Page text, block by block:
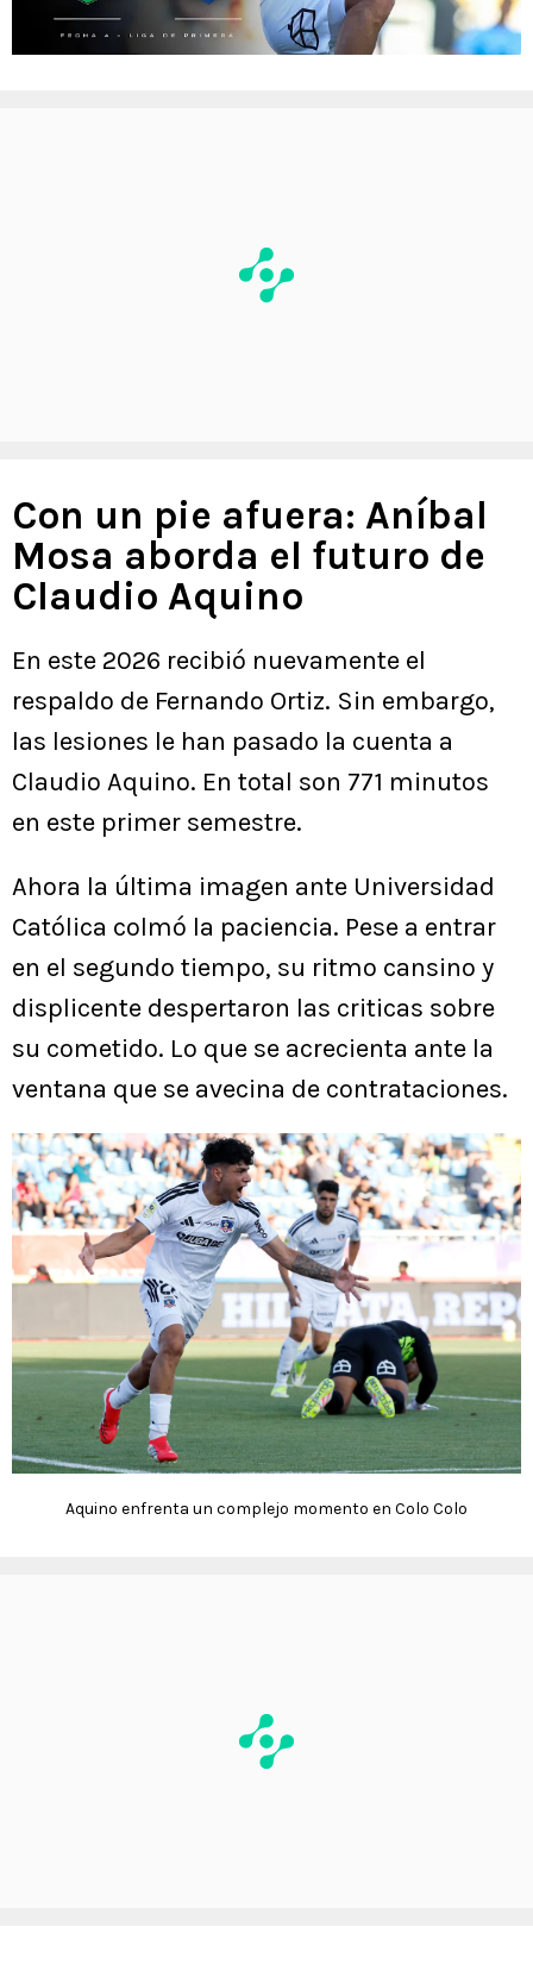
Con un pie afuera: Aníbal
Mosa aborda el futuro de
Claudio Aquino
En este 2026 recibió nuevamente el
respaldo de Fernando Ortiz. Sin embargo,
las lesiones le han pasado la cuenta a
Claudio Aquino. En total son 771 minutos
en este primer semestre.
Ahora la última imagen ante Universidad
Católica colmó la paciencia. Pese a entrar
en el segundo tiempo, su ritmo cansino y
displicente despertaron las criticas sobre
su cometido. Lo que se acrecienta ante la
ventana que se avecina de contrataciones.
Aquino enfrenta un complejo momento en Colo Colo